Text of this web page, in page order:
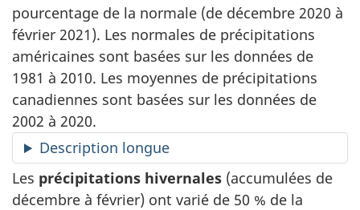
pourcentage de la normale (de décembre 2020 à
février 2021). Les normales de précipitations
américaines sont basées sur les données de
1981 à 2010. Les moyennes de précipitations
canadiennes sont basées sur les données de
2002 à 2020.
Description longue
Les précipitations hivernales (accumulées de
décembre à février) ont varié de 50 % de la